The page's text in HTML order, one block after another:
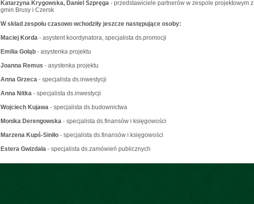
Katarzyna Krygowska, Daniel Szpręga - przedstawiciele partnerów w zespole projektowym z
gmin Brusy i Czersk
W skład zespołu czasowo wchodziły jeszcze następujące osoby:
Maciej Korda - asystent koordynatora, specjalista ds.promocji
Emilia Gołąb - asystenka projektu
Joanna Remus - asystenka projektu
Anna Grzeca - specjalista ds.inwestycji
Anna Nitka - specjalista ds.inwestycji
Wojciech Kujawa - specjalista ds.budownictwa
Monika Derengowska - specjalista ds.finansów i księgowości
Marzena Kupś-Siniło - specjalista ds.finansów i księgowości
Estera Gwizdała - specjalista ds.zamówień publicznych